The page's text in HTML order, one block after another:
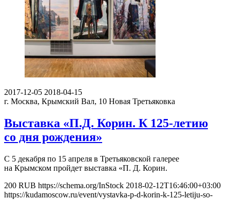
2017-12-05 2018-04-15
г. Москва, Крымский Вал, 10 Новая Третьяковка
Выставка «П.Д. Корин. К 125-летию
со дня рождения»
С 5 декабря по 15 апреля в Третьяковской галерее
на Крымском пройдет выставка «П. Д. Корин.
200 RUB https://schema.org/InStock 2018-02-12T16:46:00+03:00
https://kudamoscow.ru/event/vystavka-p-d-korin-k-125-letiju-so-